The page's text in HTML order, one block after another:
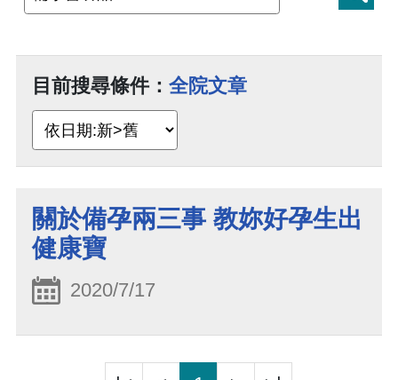
目前搜尋條件： 全院文章
關於備孕兩三事 教妳好孕生出
健康寶
2020/7/17